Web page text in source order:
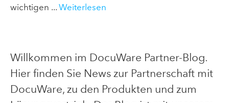
wichtigen ... Weiterlesen
Willkommen im DocuWare Partner-Blog.
Hier finden Sie News zur Partnerschaft mit
DocuWare, zu den Produkten und zum